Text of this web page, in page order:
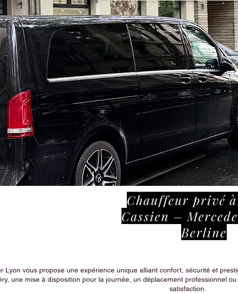
Chauffeur privé
Cassien –
Berline
Lyon vous propose une expérience unique alliant confort, sécurité et
une mise à disposition pour la journée, un déplacement professionnel
satisfaction.